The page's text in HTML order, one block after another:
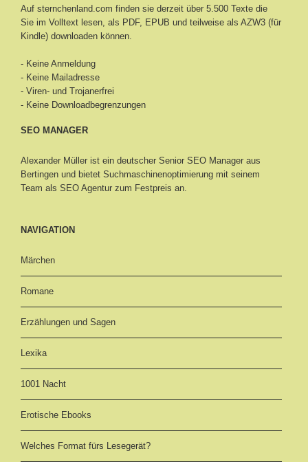
Auf sternchenland.com finden sie derzeit über 5.500 Texte die
Sie im Volltext lesen, als PDF, EPUB und teilweise als AZW3 (für
Kindle) downloaden können.
- Keine Anmeldung
- Keine Mailadresse
- Viren- und Trojanerfrei
- Keine Downloadbegrenzungen
SEO MANAGER
Alexander Müller ist ein deutscher Senior SEO Manager aus
Bertingen und bietet Suchmaschinenoptimierung mit seinem
Team als SEO Agentur zum Festpreis an.
NAVIGATION
Märchen
Romane
Erzählungen und Sagen
Lexika
1001 Nacht
Erotische Ebooks
Welches Format fürs Lesegerät?